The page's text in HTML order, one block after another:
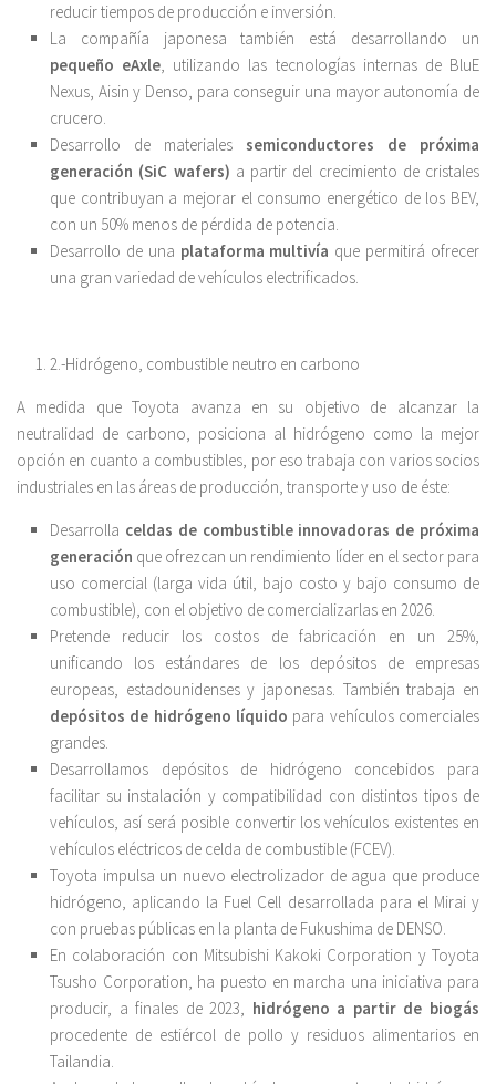
reducir tiempos de producción e inversión.
La compañía japonesa también está desarrollando un
pequeño eAxle, utilizando las tecnologías internas de BluE
Nexus, Aisin y Denso, para conseguir una mayor autonomía de
crucero.
Desarrollo de materiales semiconductores de próxima
generación (SiC wafers) a partir del crecimiento de cristales
que contribuyan a mejorar el consumo energético de los BEV,
con un 50% menos de pérdida de potencia.
Desarrollo de una plataforma multivía que permitirá ofrecer
una gran variedad de vehículos electrificados.
2.-Hidrógeno, combustible neutro en carbono
A medida que Toyota avanza en su objetivo de alcanzar la
neutralidad de carbono, posiciona al hidrógeno como la mejor
opción en cuanto a combustibles, por eso trabaja con varios socios
industriales en las áreas de producción, transporte y uso de éste:
Desarrolla celdas de combustible innovadoras de próxima
generación que ofrezcan un rendimiento líder en el sector para
uso comercial (larga vida útil, bajo costo y bajo consumo de
combustible), con el objetivo de comercializarlas en 2026.
Pretende reducir los costos de fabricación en un 25%,
unificando los estándares de los depósitos de empresas
europeas, estadounidenses y japonesas. También trabaja en
depósitos de hidrógeno líquido para vehículos comerciales
grandes.
Desarrollamos depósitos de hidrógeno concebidos para
facilitar su instalación y compatibilidad con distintos tipos de
vehículos, así será posible convertir los vehículos existentes en
vehículos eléctricos de celda de combustible (FCEV).
Toyota impulsa un nuevo electrolizador de agua que produce
hidrógeno, aplicando la Fuel Cell desarrollada para el Mirai y
con pruebas públicas en la planta de Fukushima de DENSO.
En colaboración con Mitsubishi Kakoki Corporation y Toyota
Tsusho Corporation, ha puesto en marcha una iniciativa para
producir, a finales de 2023, hidrógeno a partir de biogás
procedente de estiércol de pollo y residuos alimentarios en
Tailandia.